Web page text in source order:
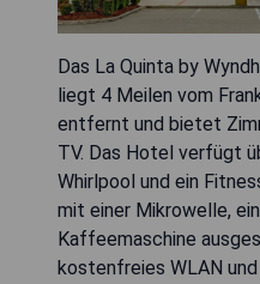
Das La Quinta by
liegt 4 Meilen vom
entfernt und bietet
TV. Das Hotel verfügt
Whirlpool und ein
mit einer Mikrowelle,
Kaffeemaschine
kostenfreies WLAN